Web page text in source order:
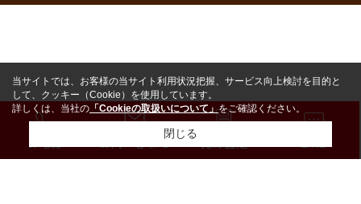
お問い合わせ
当サイトでは、お客様の当サイト利用状況把握、サービス向上検討を目的と
して、クッキー（Cookie）を使用しています。
詳しくは、当社の 「Cookieの取扱いについて」をご確認ください。
閉じる